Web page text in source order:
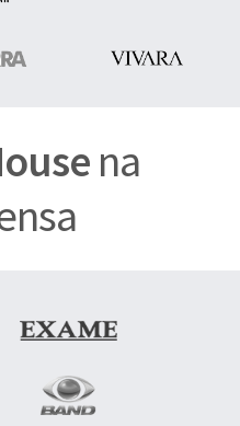
na